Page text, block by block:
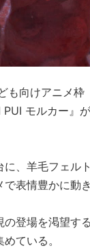
も向けアニメ枠
モルカー』
、羊毛フェル
表情豊かに動き
登場を渇望す
ている。